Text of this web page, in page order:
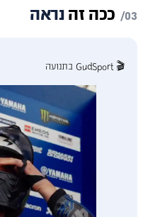
ככה זה נראה
🎬 GudSport בתנועה